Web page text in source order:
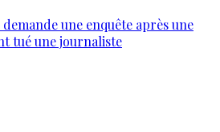
une enquête après une
tué une journaliste